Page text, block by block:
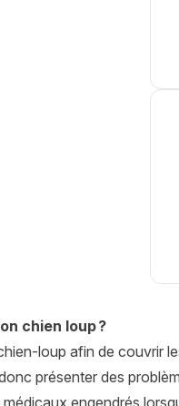
chien loup ?
loup afin de couvrir
présenter des
engendrés